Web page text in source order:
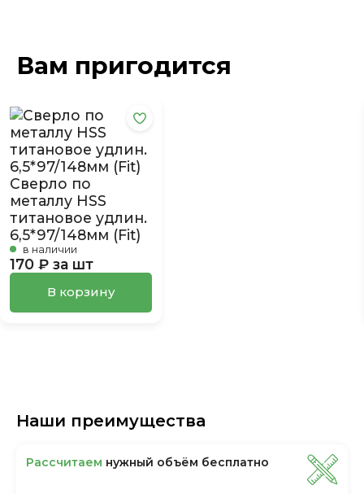
Вам пригодится
Сверло по
металлу HSS
титановое удлин.
6,5*97/148мм (Fit)
в наличии
170 ₽ за шт
В корзину
Наши преимущества
Рассчитаем нужный объём бесплатно